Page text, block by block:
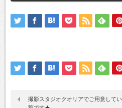
撮影スタジオクオリアでご用意して